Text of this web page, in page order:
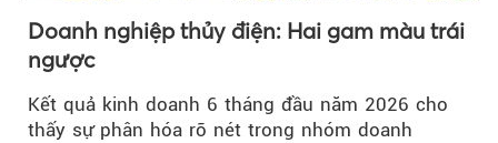
Doanh nghiệp thủy điện: Hai gam màu trái
ngược
Kết quả kinh doanh 6 tháng đầu năm 2026 cho
thấy sự phân hóa rõ nét trong nhóm doanh